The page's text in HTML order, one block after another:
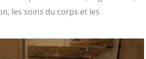
les soins du corps et les